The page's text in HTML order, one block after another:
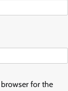
for the